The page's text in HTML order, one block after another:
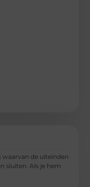
waarvan de uiteinden
sluiten. Als je hem